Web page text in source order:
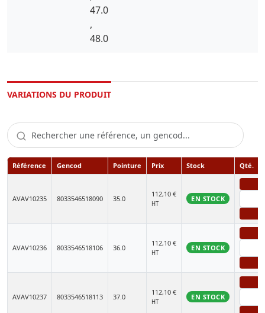
47.0
,
48.0
VARIATIONS DU PRODUIT
Référence Gencod Pointure Prix Stock Qté.
AVAV10235 8033546518090 35.0
112,10 €
HT
EN STOCK
AVAV10236 8033546518106 36.0
112,10 €
HT
EN STOCK
AVAV10237 8033546518113 37.0
112,10 €
HT
EN STOCK